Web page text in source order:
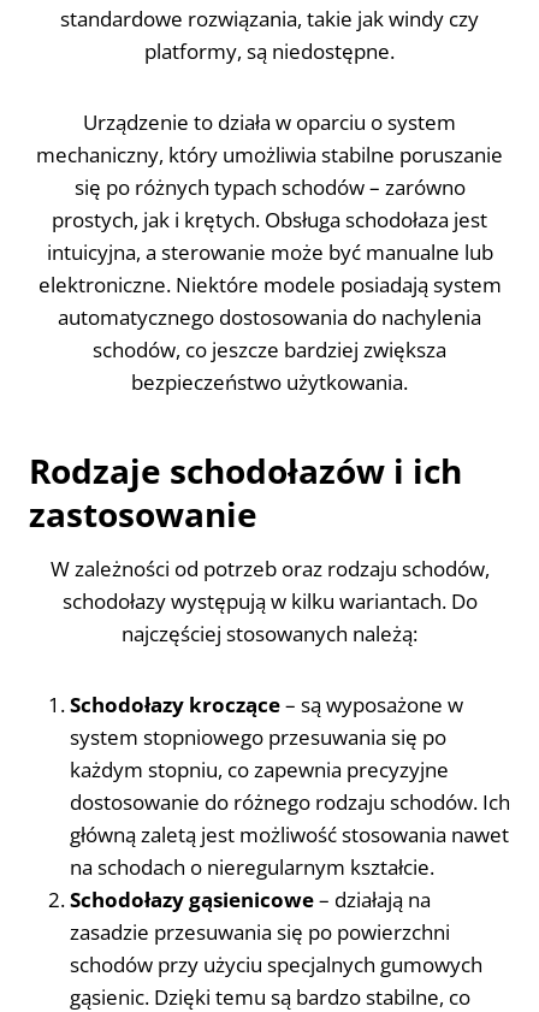
standardowe rozwiązania, takie jak windy czy
platformy, są niedostępne.
Urządzenie to działa w oparciu o system
mechaniczny, który umożliwia stabilne poruszanie
się po różnych typach schodów – zarówno
prostych, jak i krętych. Obsługa schodołaza jest
intuicyjna, a sterowanie może być manualne lub
elektroniczne. Niektóre modele posiadają system
automatycznego dostosowania do nachylenia
schodów, co jeszcze bardziej zwiększa
bezpieczeństwo użytkowania.
Rodzaje schodołazów i ich
zastosowanie
W zależności od potrzeb oraz rodzaju schodów,
schodołazy występują w kilku wariantach. Do
najczęściej stosowanych należą:
Schodołazy kroczące– są wyposażone w
system stopniowego przesuwania się po
każdym stopniu, co zapewnia precyzyjne
dostosowanie do różnego rodzaju schodów. Ich
główną zaletą jest możliwość stosowania nawet
na schodach o nieregularnym kształcie.
Schodołazy gąsienicowe– działają na
zasadzie przesuwania się po powierzchni
schodów przy użyciu specjalnych gumowych
gąsienic. Dzięki temu są bardzo stabilne, co